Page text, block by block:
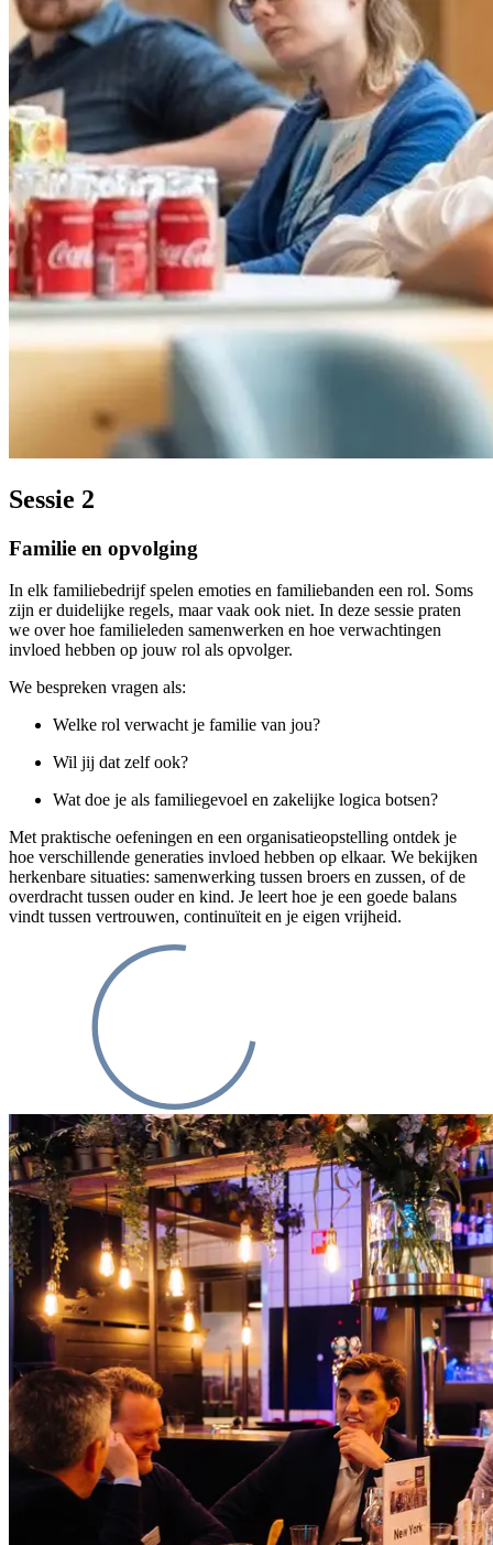
Sessie 2
Familie en opvolging
In elk familiebedrijf spelen emoties en familiebanden een rol. Soms
zijn er duidelijke regels, maar vaak ook niet. In deze sessie praten
we over hoe familieleden samenwerken en hoe verwachtingen
invloed hebben op jouw rol als opvolger.
We bespreken vragen als:
Welke rol verwacht je familie van jou?
Wil jij dat zelf ook?
Wat doe je als familiegevoel en zakelijke logica botsen?
Met praktische oefeningen en een organisatieopstelling ontdek je
hoe verschillende generaties invloed hebben op elkaar. We bekijken
herkenbare situaties: samenwerking tussen broers en zussen, of de
overdracht tussen ouder en kind. Je leert hoe je een goede balans
vindt tussen vertrouwen, continuïteit en je eigen vrijheid.